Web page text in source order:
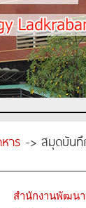
าร -> สมุดบันทึ
สำนักงานพัฒนา